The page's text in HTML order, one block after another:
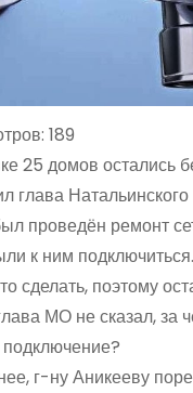
189
25 домов остались
глава
проведён ремонт
к ним
сделать, поэтому
МО не сказал, за
г-ну Аникееву